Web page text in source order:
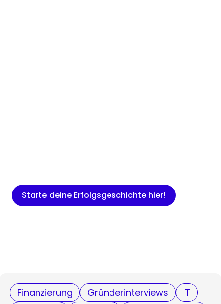
Starte deine Erfolgsgeschichte hier!
Finanzierung Gründerinterviews
IT